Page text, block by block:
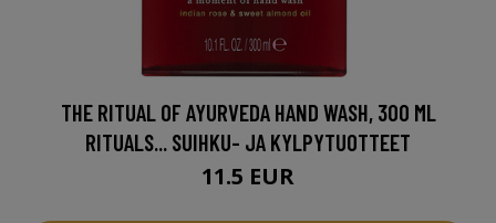
THE RITUAL OF AYURVEDA HAND WASH, 300 ML
RITUALS... SUIHKU- JA KYLPYTUOTTEET
11.5 EUR